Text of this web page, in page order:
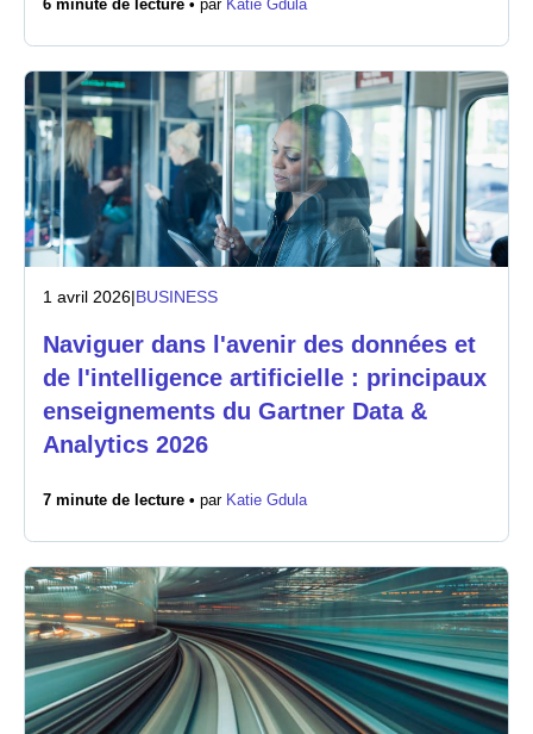
Salle de presse
6 minute de lecture • par Katie Gdula
1 avril 2026|BUSINESS
Naviguer dans l'avenir des données et
de l'intelligence artificielle : principaux
enseignements du Gartner Data &
Analytics 2026
7 minute de lecture • par Katie Gdula